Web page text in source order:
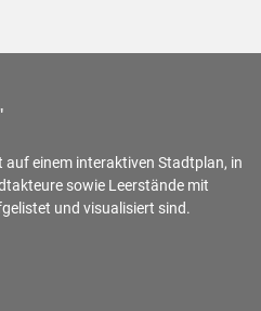
auf einem interaktiven Stadtplan, in
sowie Leerstände mit
und visualisiert sind.